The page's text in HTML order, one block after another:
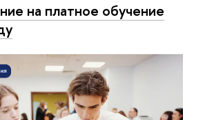
на платное обучение